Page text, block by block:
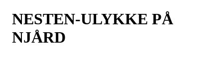
NESTEN-ULYKKE PÅ
NJÅRD